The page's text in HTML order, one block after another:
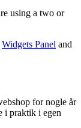
using a two or
Widgets Panel and
for nogle år
i praktik i egen